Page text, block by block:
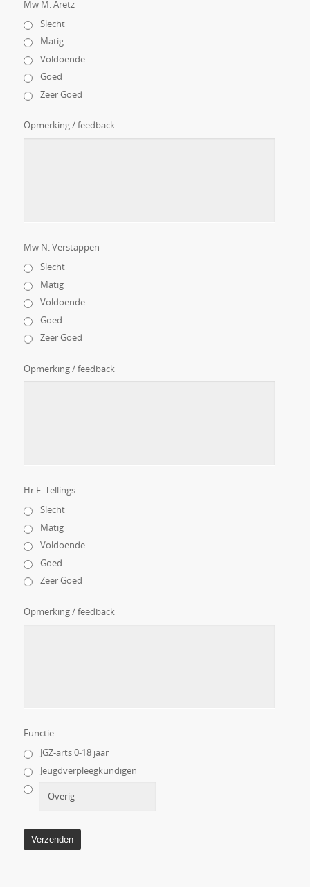
Mw M. Aretz
Slecht
Matig
Voldoende
Goed
Zeer Goed
Opmerking / feedback
Mw N. Verstappen
Slecht
Matig
Voldoende
Goed
Zeer Goed
Opmerking / feedback
Hr F. Tellings
Slecht
Matig
Voldoende
Goed
Zeer Goed
Opmerking / feedback
Functie
JGZ-arts 0-18 jaar
Jeugdverpleegkundigen